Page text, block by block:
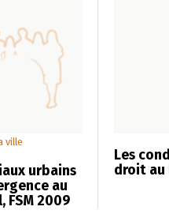
ville
urbains
au
FSM 2009
Les
droit